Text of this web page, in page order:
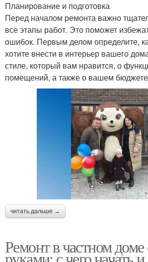
Планирование и подготовка
Перед началом ремонта важно
все этапы работ. Это поможет
ошибок. Первым делом определите,
хотите внести в интерьер вашего
стиле, который вам нравится, о
помещений, а также о вашем
читать дальше →
Ремонт в частном